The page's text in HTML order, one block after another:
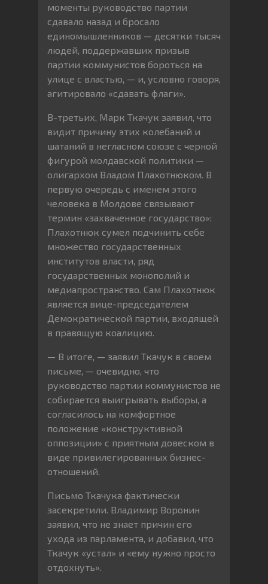
моменты руководство партии
сдавало назад и бросало
единомышленников — десятки тысяч
людей, поддержавших призыв
партии коммунистов бороться на
улице с властью, — и, условно говоря,
агитировало «сдавать флаги».
В-третьих, Марк Ткачук заявил, что
видит причину этих колебаний и
шатаний в негласном союзе с черной
фигурой молдавской политики —
олигархом Владом Плахотнюком. В
первую очередь с именем этого
человека в Молдове связывают
термин «захваченное государство»:
Плахотнюк сумел подчинить себе
множество государственных
институтов власти, ряд
государственных монополий и
медиапространство. Сам Плахотнюк
является вице-председателем
Демократической партии, входящей
в правящую коалицию.
— В итоге, — заявил Ткачук в своем
письме, — очевидно, что
руководство партии коммунистов не
собирается выигрывать выборы, а
согласилось на комфортное
положение «конструктивной
оппозиции» с приятным довеском в
виде привилегированных бизнес-
отношений.
Письмо Ткачука фактически
засекретили. Владимир Воронин
заявил, что не знает причин его
ухода из парламента, и добавил, что
Ткачук «устал» и «ему нужно просто
отдохнуть».